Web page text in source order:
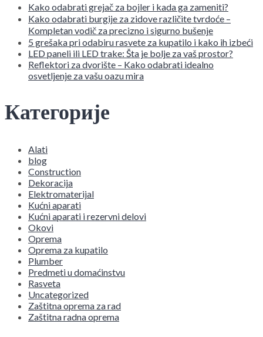
Kako odabrati grejač za bojler i kada ga zameniti?
Kako odabrati burgije za zidove različite tvrdoće –
Kompletan vodič za precizno i sigurno bušenje
5 grešaka pri odabiru rasvete za kupatilo i kako ih izbeći
LED paneli ili LED trake: Šta je bolje za vaš prostor?
Reflektori za dvorište – Kako odabrati idealno
osvetljenje za vašu oazu mira
Категорије
Alati
blog
Construction
Dekoracija
Elektromaterijal
Kućni aparati
Kućni aparati i rezervni delovi
Okovi
Oprema
Oprema za kupatilo
Plumber
Predmeti u domaćinstvu
Rasveta
Uncategorized
Zaštitna oprema za rad
Zaštitna radna oprema